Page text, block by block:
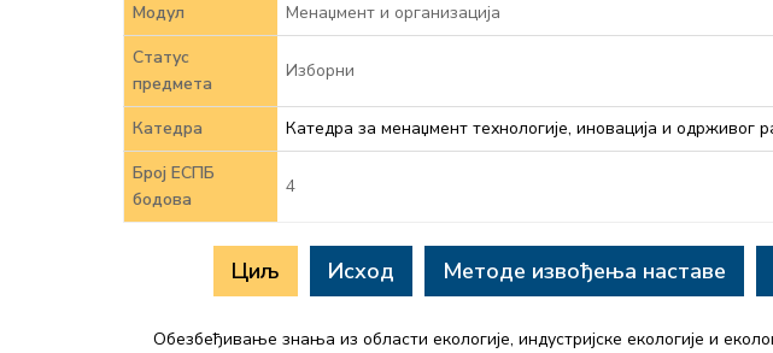
Модул
Менаџмент и организација
Статус
предмета
Изборни
Катедра
Катедра за менаџмент технологије, иновација и одрживог
Број ЕСПБ
бодова
4
Циљ Исход Методе извођења наставе
Обезбеђивање знања из области екологије, индустријске екологије и